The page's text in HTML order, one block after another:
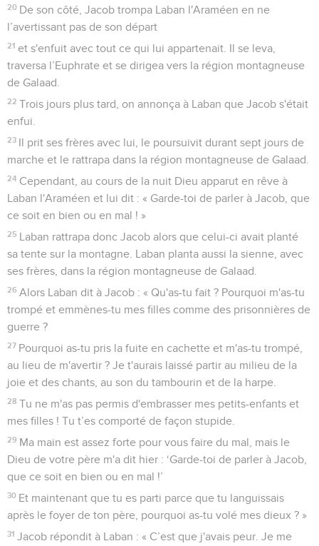
20 De son côté, Jacob trompa Laban l'Araméen en ne
l’avertissant pas de son départ
21 et s'enfuit avec tout ce qui lui appartenait. Il se leva,
traversa l’Euphrate et se dirigea vers la région montagneuse
de Galaad.
22 Trois jours plus tard, on annonça à Laban que Jacob s'était
enfui.
23 Il prit ses frères avec lui, le poursuivit durant sept jours de
marche et le rattrapa dans la région montagneuse de Galaad.
24 Cependant, au cours de la nuit Dieu apparut en rêve à
Laban l'Araméen et lui dit : « Garde-toi de parler à Jacob, que
ce soit en bien ou en mal ! »
25 Laban rattrapa donc Jacob alors que celui-ci avait planté
sa tente sur la montagne. Laban planta aussi la sienne, avec
ses frères, dans la région montagneuse de Galaad.
26 Alors Laban dit à Jacob : « Qu'as-tu fait ? Pourquoi m'as-tu
trompé et emmènes-tu mes filles comme des prisonnières de
guerre ?
27 Pourquoi as-tu pris la fuite en cachette et m'as-tu trompé,
au lieu de m'avertir ? Je t'aurais laissé partir au milieu de la
joie et des chants, au son du tambourin et de la harpe.
28 Tu ne m'as pas permis d'embrasser mes petits-enfants et
mes filles ! Tu t’es comporté de façon stupide.
29 Ma main est assez forte pour vous faire du mal, mais le
Dieu de votre père m'a dit hier : ‘Garde-toi de parler à Jacob,
que ce soit en bien ou en mal !’
30 Et maintenant que tu es parti parce que tu languissais
après le foyer de ton père, pourquoi as-tu volé mes dieux ? »
31 Jacob répondit à Laban : « C’est que j'avais peur. Je me